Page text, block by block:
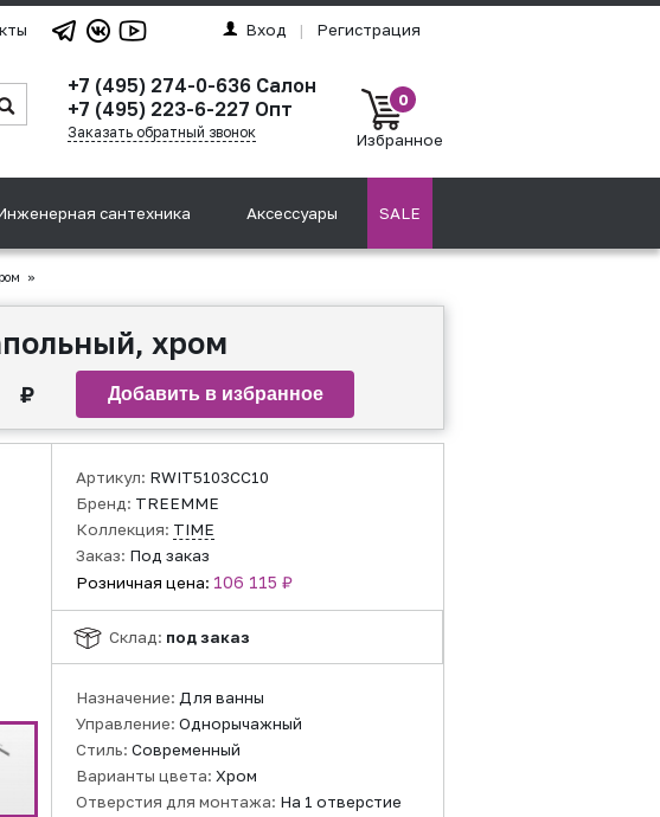
Вход | Регистрация
+7 (495) 274-0-636 Салон
+7 (495) 223-6-227 Опт
Заказать обратный звонок
0
Избранное
сантехника Аксессуары SALE
»
хром
₽
Артикул: RWIT5103CC10
Бренд: TREEMME
Коллекция: TIME
Заказ: Под заказ
Розничная цена: 106 115 ₽
Склад: под заказ
Назначение: Для ванны
Управление: Однорычажный
Стиль: Современный
Варианты цвета: Хром
Отверстия для монтажа: На 1 отверстие